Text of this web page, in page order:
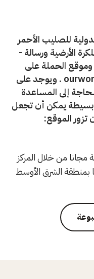
للصليب الأحمر
الأرضية ورسالة -
وموقع الحملة على
شبكة الإنترنت ourworld-yourmove.org . ويوجد على
إلى المساعدة
يمكن أن تجعل
تزور الموقع:
من خلال المركز
بمنطقة الشرق الأوسط